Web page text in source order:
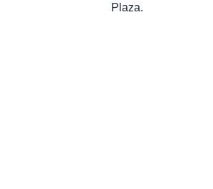
Plaza.